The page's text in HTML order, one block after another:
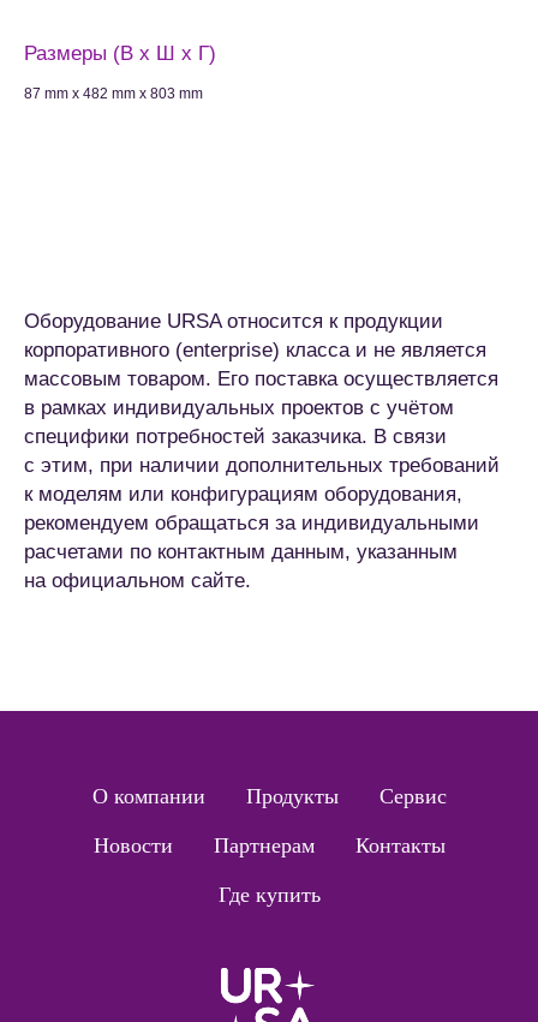
Размеры (В x Ш x Г)
87 mm x 482 mm x 803 mm
Оборудование URSA относится к продукции
корпоративного (enterprise) класса и не является
массовым товаром. Его поставка осуществляется
в рамках индивидуальных проектов с учётом
специфики потребностей заказчика. В связи
с этим, при наличии дополнительных требований
к моделям или конфигурациям оборудования,
рекомендуем обращаться за индивидуальными
расчетами по контактным данным, указанным
на официальном сайте.
О компании Продукты Сервис
Новости Партнерам Контакты
Где купить